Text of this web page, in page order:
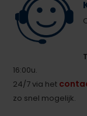
16:00u.
24/7 via het
zo snel mogelijk.